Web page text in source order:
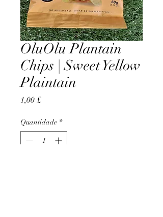
OluOlu Plantain
Chips | Sweet Yellow
Plaintain
1,00 £Preço
Quantidade *